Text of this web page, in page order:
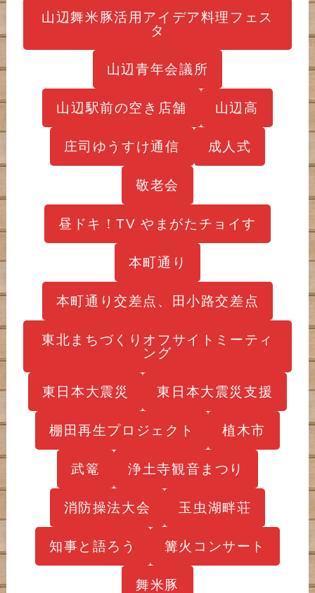
山辺舞米豚活用アイデア料理フェス
タ
山辺青年会議所
山辺駅前の空き店舗 山辺高
庄司ゆうすけ通信 成人式
敬老会
昼ドキ！TV やまがたチョイす
本町通り
本町通り交差点、田小路交差点
東北まちづくりオフサイトミーティ
ング
東日本大震災 東日本大震災支援
棚田再生プロジェクト 植木市
武篭 浄土寺観音まつり
消防操法大会 玉虫湖畔荘
知事と語ろう 篝火コンサート
舞米豚